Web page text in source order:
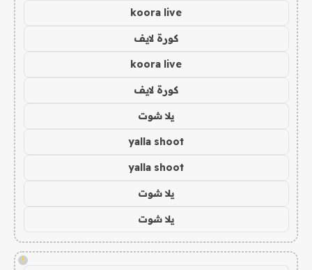
koora live
كورة لايف
koora live
كورة لايف
يلا شوت
yalla shoot
yalla shoot
يلا شوت
يلا شوت
!